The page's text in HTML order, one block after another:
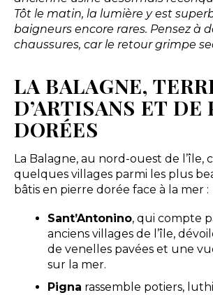
Tôt le matin, la lumière y est
baigneurs encore rares. Pensez à
chaussures, car le retour grimpe
LA BALAGNE,
D’ARTISANS ET DE
DORÉES
La Balagne, au nord-ouest de l’île,
quelques villages parmi les plus
bâtis en pierre dorée face à la mer :
Sant’Antonino, qui compte
anciens villages de l’île,
de venelles pavées et une
sur la mer.
Pigna rassemble potiers,